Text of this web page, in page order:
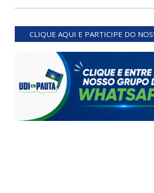
05-
CLIQUE AQUI E PARTICIPE DO